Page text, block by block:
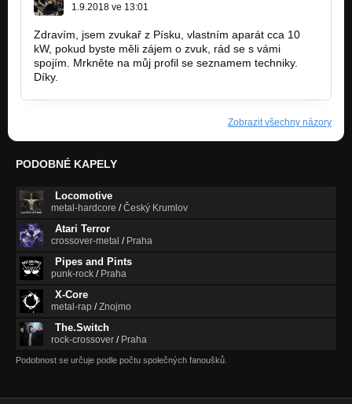
1.9.2018 ve 13:01
Zdravím, jsem zvukař z Písku, vlastním aparát cca 10
kW, pokud byste měli zájem o zvuk, rád se s vámi
spojím. Mrkněte na můj profil se seznamem techniky.
Díky.
Zobrazit všechny názory
PODOBNÉ KAPELY
Locomotive
metal-hardcore /Český Krumlov
Atari Terror
crossover-metal / Praha
Pipes and Pints
punk-rock / Praha
X-Core
metal-rap /Znojmo
The.Switch
rock-crossover / Praha
Podobnost se určuje podle počtu společných fanoušků.